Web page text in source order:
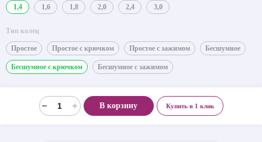
1,4 1,6 1,8 2,0 2,4 3,0
Тип колец
Простое Простое с крючком Простое с зажимом Бесшумное
Бесшумное с крючком Бесшумное с зажимом
В корзину Купить в 1 клик